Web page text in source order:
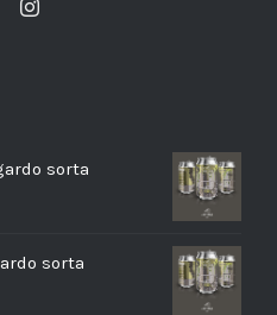
sorta
sorta